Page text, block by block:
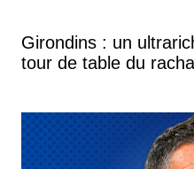
Girondins : un
tour de table du